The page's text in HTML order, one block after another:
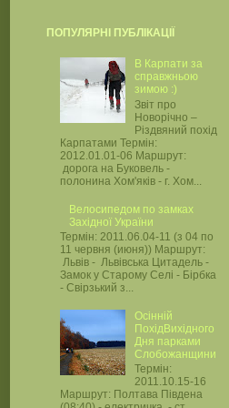
ПОПУЛЯРНІ ПУБЛІКАЦІЇ
В Карпати за
справжньою
зимою :)
Звіт про
Новорічно –
Різдвяний похід
Карпатами Термін:
2012.01.01-06 Маршрут:
дорога на Буковель -
полонина Хом'яків - г. Хом...
Велосипедом по замках
Західної України
Термін: 2011.06.04-11 (з 04 по
11 червня (июня)) Маршрут:
Львів - Львівська Цитадель -
Замок у Старому Селі - Бірбка
- Свірзький з...
Осінній
ПохідВихідного
Дня парками
Слобожанщини
Термін:
2011.10.15-16
Маршрут: Полтава Південа